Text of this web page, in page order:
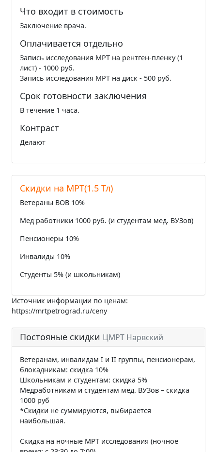
Что входит в стоимость
Заключение врача.
Оплачивается отдельно
Запись исследования МРТ на рентген-пленку (1
лист) - 1000 руб.
Запись исследования МРТ на диск - 500 руб.
Срок готовности заключения
В течение 1 часа.
Контраст
Делают
Cкидки на МРТ(1.5 Тл)
Ветераны ВОВ 10%
Мед работники 1000 руб. (и студентам мед. ВУЗов)
Пенсионеры 10%
Инвалиды 10%
Студенты 5% (и школьникам)
Источник информации по ценам:
https://mrtpetrograd.ru/ceny
Постояные скидки ЦМРТ Нарвский
Ветеранам, инвалидам I и II группы, пенсионерам,
блокадникам: скидка 10%
Школьникам и студентам: скидка 5%
Медработникам и студентам мед. ВУЗов – скидка
1000 руб
*Скидки не суммируются, выбирается
наибольшая.
Скидка на ночные МРТ исследования (ночное